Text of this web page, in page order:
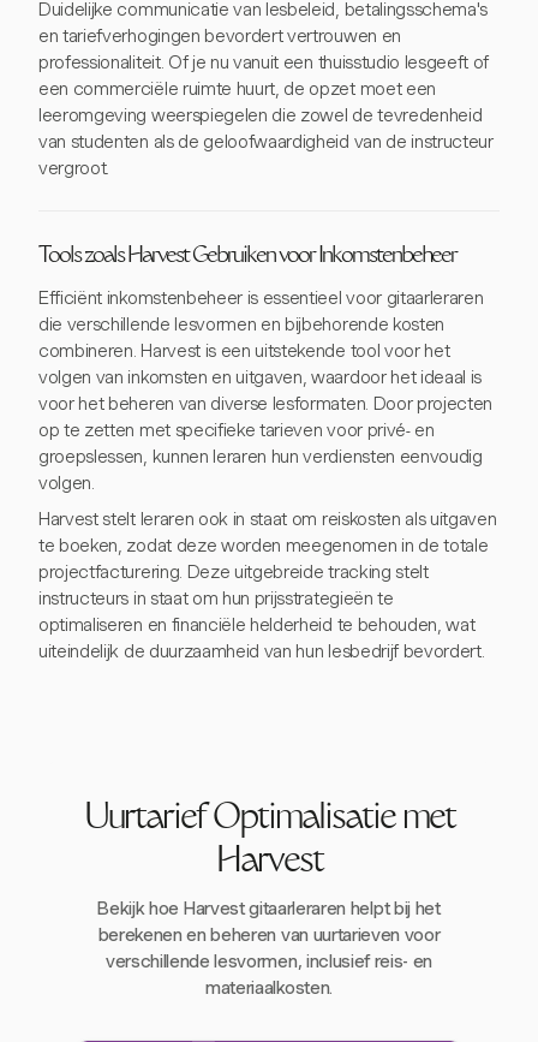
Duidelijke communicatie van lesbeleid, betalingsschema's
en tariefverhogingen bevordert vertrouwen en
professionaliteit. Of je nu vanuit een thuisstudio lesgeeft of
een commerciële ruimte huurt, de opzet moet een
leeromgeving weerspiegelen die zowel de tevredenheid
van studenten als de geloofwaardigheid van de instructeur
vergroot.
Tools zoals Harvest Gebruiken voor Inkomstenbeheer
Efficiënt inkomstenbeheer is essentieel voor gitaarleraren
die verschillende lesvormen en bijbehorende kosten
combineren. Harvest is een uitstekende tool voor het
volgen van inkomsten en uitgaven, waardoor het ideaal is
voor het beheren van diverse lesformaten. Door projecten
op te zetten met specifieke tarieven voor privé- en
groepslessen, kunnen leraren hun verdiensten eenvoudig
volgen.
Harvest stelt leraren ook in staat om reiskosten als uitgaven
te boeken, zodat deze worden meegenomen in de totale
projectfacturering. Deze uitgebreide tracking stelt
instructeurs in staat om hun prijsstrategieën te
optimaliseren en financiële helderheid te behouden, wat
uiteindelijk de duurzaamheid van hun lesbedrijf bevordert.
Uurtarief Optimalisatie met
Harvest
Bekijk hoe Harvest gitaarleraren helpt bij het
berekenen en beheren van uurtarieven voor
verschillende lesvormen, inclusief reis- en
materiaalkosten.